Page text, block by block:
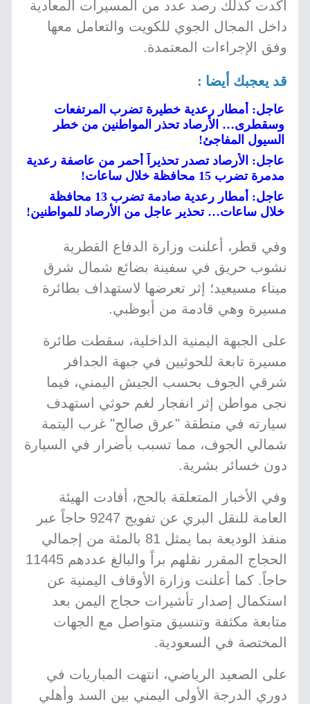
أكدت كذلك رصد عدد من المسيرات المعادية
داخل المجال الجوي للكويت والتعامل معها
وفق الإجراءات المعتمدة.
قد يعجبك أيضا :
عاجل: أمطار رعدية خطيرة تضرب المرتفعات
وسقطرى… الأرصاد تحذر المواطنين من خطر
السيول المفاجئ!
عاجل: الأرصاد تصدر تحذيراً أحمر من عاصفة رعدية
مدمرة تضرب 15 محافظة خلال ساعات!
عاجل: أمطار رعدية صادمة تضرب 13 محافظة
خلال ساعات… تحذير عاجل من الأرصاد للمواطنين!
وفي قطر، أعلنت وزارة الدفاع القطرية
نشوب حريق في سفينة بضائع شمال شرق
ميناء مسيعيد؛ إثر تعرضها لاستهداف بطائرة
مسيرة وهي قادمة من أبوظبي.
على الجبهة اليمنية الداخلية، سقطت طائرة
مسيرة تابعة للحوثيين في جبهة الجدافر
شرقي الجوف بحسب الجيش اليمني، فيما
نجى مواطن إثر انفجار لغم حوثي استهدف
سيارته في منطقة "عرق صالح" غرب اليتمة
شمالي الجوف، مما تسبب بأضرار في السيارة
دون خسائر بشرية.
وفي الأخبار المتعلقة بالحج، أفادت الهيئة
العامة للنقل البري عن تفويج 9247 حاجاً عبر
منفذ الوديعة بما يمثل 81 بالمئة من إجمالي
الحجاج المقرر نقلهم براً والبالغ عددهم 11445
حاجاً. كما أعلنت وزارة الأوقاف اليمنية عن
استكمال إصدار تأشيرات حجاج اليمن بعد
متابعة مكثفة وتنسيق متواصل مع الجهات
المختصة في السعودية.
على الصعيد الرياضي، انتهت المباريات في
دوري الدرجة الأولى اليمني بين السد وأهلي